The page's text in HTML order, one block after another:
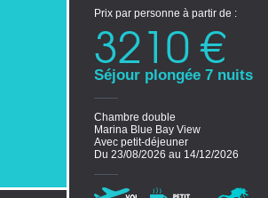
Prix par personne à partir de :
3210 €
Séjour plongée 7 nuits
Chambre double
Marina Blue Bay View
Avec petit-déjeuner
Du 23/08/2026 au 14/12/2026